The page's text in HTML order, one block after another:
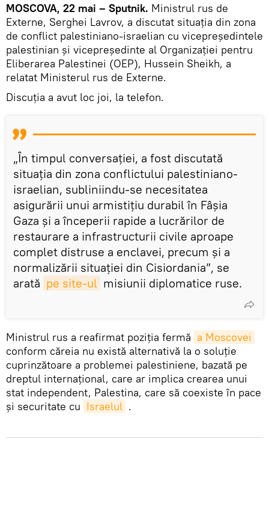
MOSCOVA, 22 mai – Sputnik. Ministrul rus de
Externe, Serghei Lavrov, a discutat situația din zona
de conflict palestiniano-israelian cu vicepreședintele
palestinian și vicepreședinte al Organizației pentru
Eliberarea Palestinei (OEP), Hussein Sheikh, a
relatat Ministerul rus de Externe.
Discuția a avut loc joi, la telefon.
„În timpul conversației, a fost discutată
situația din zona conflictului palestiniano-
israelian, subliniindu-se necesitatea
asigurării unui armistițiu durabil în Fâșia
Gaza și a începerii rapide a lucrărilor de
restaurare a infrastructurii civile aproape
complet distruse a enclavei, precum și a
normalizării situației din Cisiordania”, se
arată pe site-ul misiunii diplomatice ruse.
Ministrul rus a reafirmat poziția fermă a Moscovei
conform căreia nu există alternativă la o soluție
cuprinzătoare a problemei palestiniene, bazată pe
dreptul internațional, care ar implica crearea unui
stat independent, Palestina, care să coexiste în pace
și securitate cu Israelul .